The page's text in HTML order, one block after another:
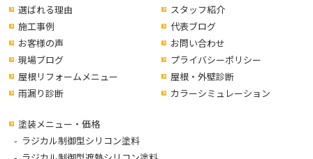
選ばれる理由
スタッフ紹介
施工事例
お客様の声
現場ブログ
代表ブログ
お問い合わせ
プライバシーポリシー
屋根リフォームメニュー
雨漏り診断
屋根・外壁診断
カラーシミュレーション
塗装メニュー・価格
ラジカル制御型シリコン塗料